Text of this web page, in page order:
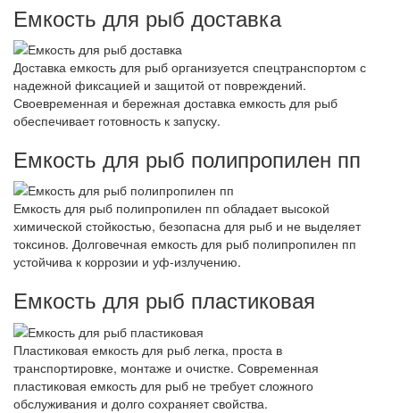
Емкость для рыб доставка
Доставка емкость для рыб организуется спецтранспортом с
надежной фиксацией и защитой от повреждений.
Своевременная и бережная доставка емкость для рыб
обеспечивает готовность к запуску.
Емкость для рыб полипропилен пп
Емкость для рыб полипропилен пп обладает высокой
химической стойкостью, безопасна для рыб и не выделяет
токсинов. Долговечная емкость для рыб полипропилен пп
устойчива к коррозии и уф-излучению.
Емкость для рыб пластиковая
Пластиковая емкость для рыб легка, проста в
транспортировке, монтаже и очистке. Современная
пластиковая емкость для рыб не требует сложного
обслуживания и долго сохраняет свойства.